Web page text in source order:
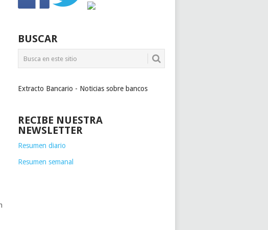
BUSCAR
Extracto Bancario - Noticias sobre bancos
RECIBE NUESTRA
NEWSLETTER
Resumen diario
Resumen semanal